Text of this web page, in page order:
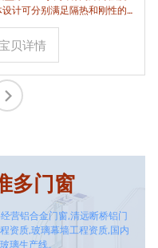
计可分别满足隔热和刚性的
贝详情
多门窗
营铝合金门窗,清远断桥铝门
资质,玻璃幕墙工程资质,国内
璃生产线。